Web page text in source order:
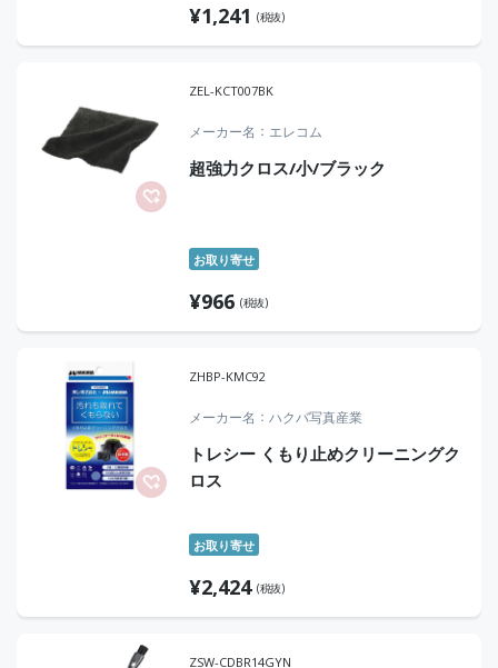
¥1,241 (税抜)
ZEL-KCT007BK
メーカー名 エレコム
超強力クロス/小/ブラック
お取り寄せ
¥966 (税抜)
ZHBP-KMC92
メーカー名 ハクバ写真産業
トレシー くもり止めクリーニングク
ロス
お取り寄せ
¥2,424 (税抜)
ZSW-CDBR14GYN